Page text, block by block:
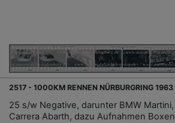
2517 - 1000KM RENNEN NÜRBURGRING 1963
25 s/w Negative, darunter BMW
Carrera Abarth, dazu Aufnahmen